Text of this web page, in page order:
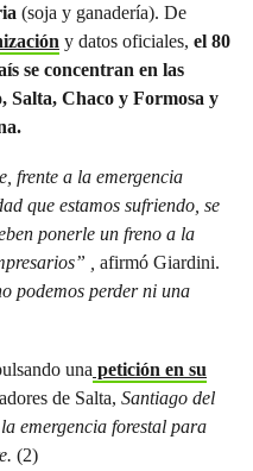
(soja y ganadería). De
y datos oficiales, el 80
se concentran en las
Salta, Chaco y Formosa y
frente a la emergencia
que estamos sufriendo, se
ponerle un freno a la
, afirmó Giardini.
podemos perder ni una
una petición en su
de Salta, Santiago del
emergencia forestal para
(2)